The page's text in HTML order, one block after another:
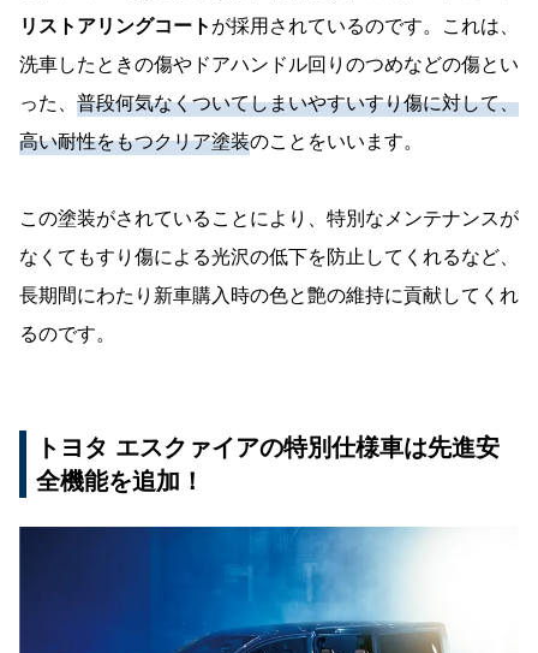
リストアリングコート が採用されているのです。これは、
洗車したときの傷やドアハンドル回りのつめなどの傷とい
った、 普段何気なくついてしまいやすいすり傷に対して、
高い耐性をもつクリア塗装のことをいいます。
この塗装がされていることにより、特別なメンテナンスが
なくてもすり傷による光沢の低下を防止してくれるなど、
長期間にわたり新車購入時の色と艶の維持に貢献してくれ
るのです。
トヨタ エスクァイアの特別仕様車は先進安
全機能を追加！